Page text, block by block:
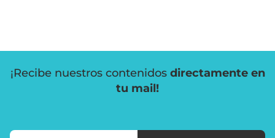
¡Recibe nuestros contenidos directamente en
tu mail!